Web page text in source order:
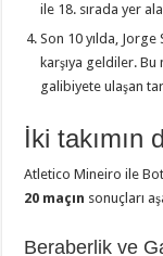
ile 18. sırada yer
Son 10 yılda,
karşıya geldiler.
galibiyete ulaşan
İki takımın
Atletico Mineiro ile
20 maçın sonuçları
Beraberlik ve